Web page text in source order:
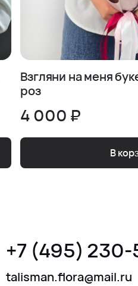
Взгляни на меня
роз
4 000 ₽
В
+7 (495)
talisman.flora@mail.ru